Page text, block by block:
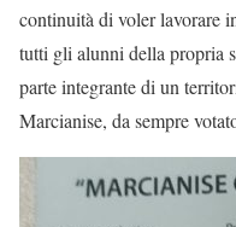
continuità di voler lavorare
tutti gli alunni della propria
parte integrante di un
Marcianise, da sempre